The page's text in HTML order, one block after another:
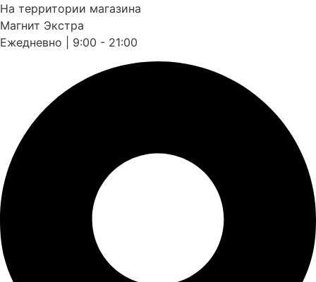
На территории магазина
Магнит Экстра
Ежедневно | 9:00 - 21:00